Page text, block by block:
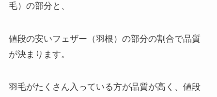
毛）の部分と、
値段の安いフェザー（羽根）の部分の割合で品質
が決まります。
羽毛がたくさん入っている方が品質が高く、値段